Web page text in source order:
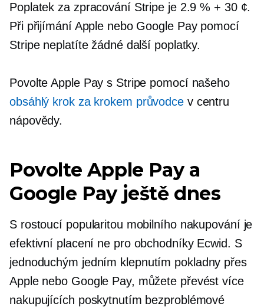
Poplatek za zpracování Stripe je 2.9 % + 30 ¢.
Při přijímání Apple nebo Google Pay pomocí
Stripe neplatíte žádné další poplatky.
Povolte Apple Pay s Stripe pomocí našeho
obsáhlý krok za krokem průvodcev centru
nápovědy.
Povolte Apple Pay a
Google Pay ještě dnes
S rostoucí popularitou mobilního nakupování je
efektivní placení ne pro obchodníky Ecwid. S
jednoduchým jedním klepnutím pokladny přes
Apple nebo Google Pay, můžete převést více
nakupujících poskytnutím bezproblémové